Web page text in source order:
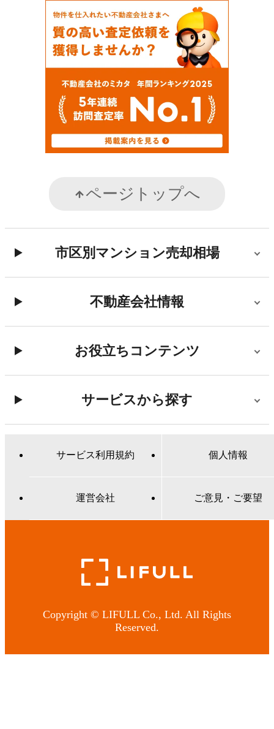
ページトップへ
市区別マンション売却相場
不動産会社情報
お役立ちコンテンツ
サービスから探す
サービス利用規約 個人情報
運営会社 ご意見・ご要望
Copyright © LIFULL Co., Ltd. All Rights
Reserved.